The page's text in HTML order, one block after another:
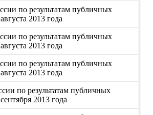
по результатам публичных
2013 года
по результатам публичных
2013 года
по результатам публичных
2013 года
по результатам публичных
2013 года